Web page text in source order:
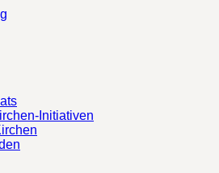
Initiativen